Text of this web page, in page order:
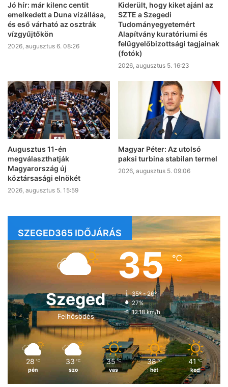
Jó hír: már kilenc centit
emelkedett a Duna vízállása,
és eső várható az osztrák
vízgyűjtőkön
2026, augusztus 6. 08:26
Kiderült, hogy kiket ajánl az
SZTE a Szegedi
Tudományegyetemért
Alapítvány kuratóriumi és
felügyelőbizottsági tagjainak
(fotók)
2026, augusztus 5. 16:23
Augusztus 11-én
megválaszthatják
Magyarország új
köztársasági elnökét
2026, augusztus 5. 15:59
Magyar Péter: Az utolsó
paksi turbina stabilan termel
2026, augusztus 5. 09:06
SZEGED365 IDŐJÁRÁS
Szeged
Felhősödés
35℃
35º - 26º
27%
12.18 km/h
28 ℃
pén
33 ℃
szo
35 ℃
vas
38 ℃
hét
41 ℃
ked